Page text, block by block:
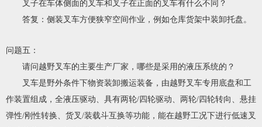
叉子在车体侧面的叉车和叉子在正面的叉车有什么不同？
答复：侧装叉车方便狭窄空间作业，例如仓库货架中装卸托盘。
问题五：
请问越野叉车的主要生产厂家，哪些是采用的液压系统的？
叉车是野外条件下物资装卸搬运装备，由越野叉车专用底盘和工
作装置组成，全液压驱动、具有两轮/四轮驱动、两轮/四轮转向、悬挂
弹性/刚性转换、货叉/装载斗互换等功能，能在越野工况下进行低速叉